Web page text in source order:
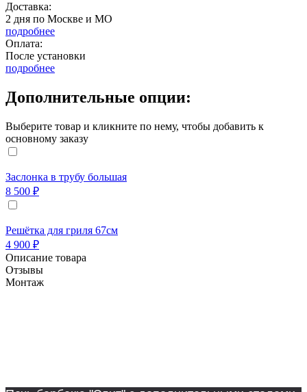
Доставка:
2 дня по Москве и МО
подробнее
Оплата:
После установки
подробнее
Дополнительные опции:
Выберите товар и кликните по нему, чтобы добавить к
основному заказу
Заслонка в трубу большая
8 500 ₽
Решётка для гриля 67см
4 900 ₽
Описание товара
Отзывы
Монтаж